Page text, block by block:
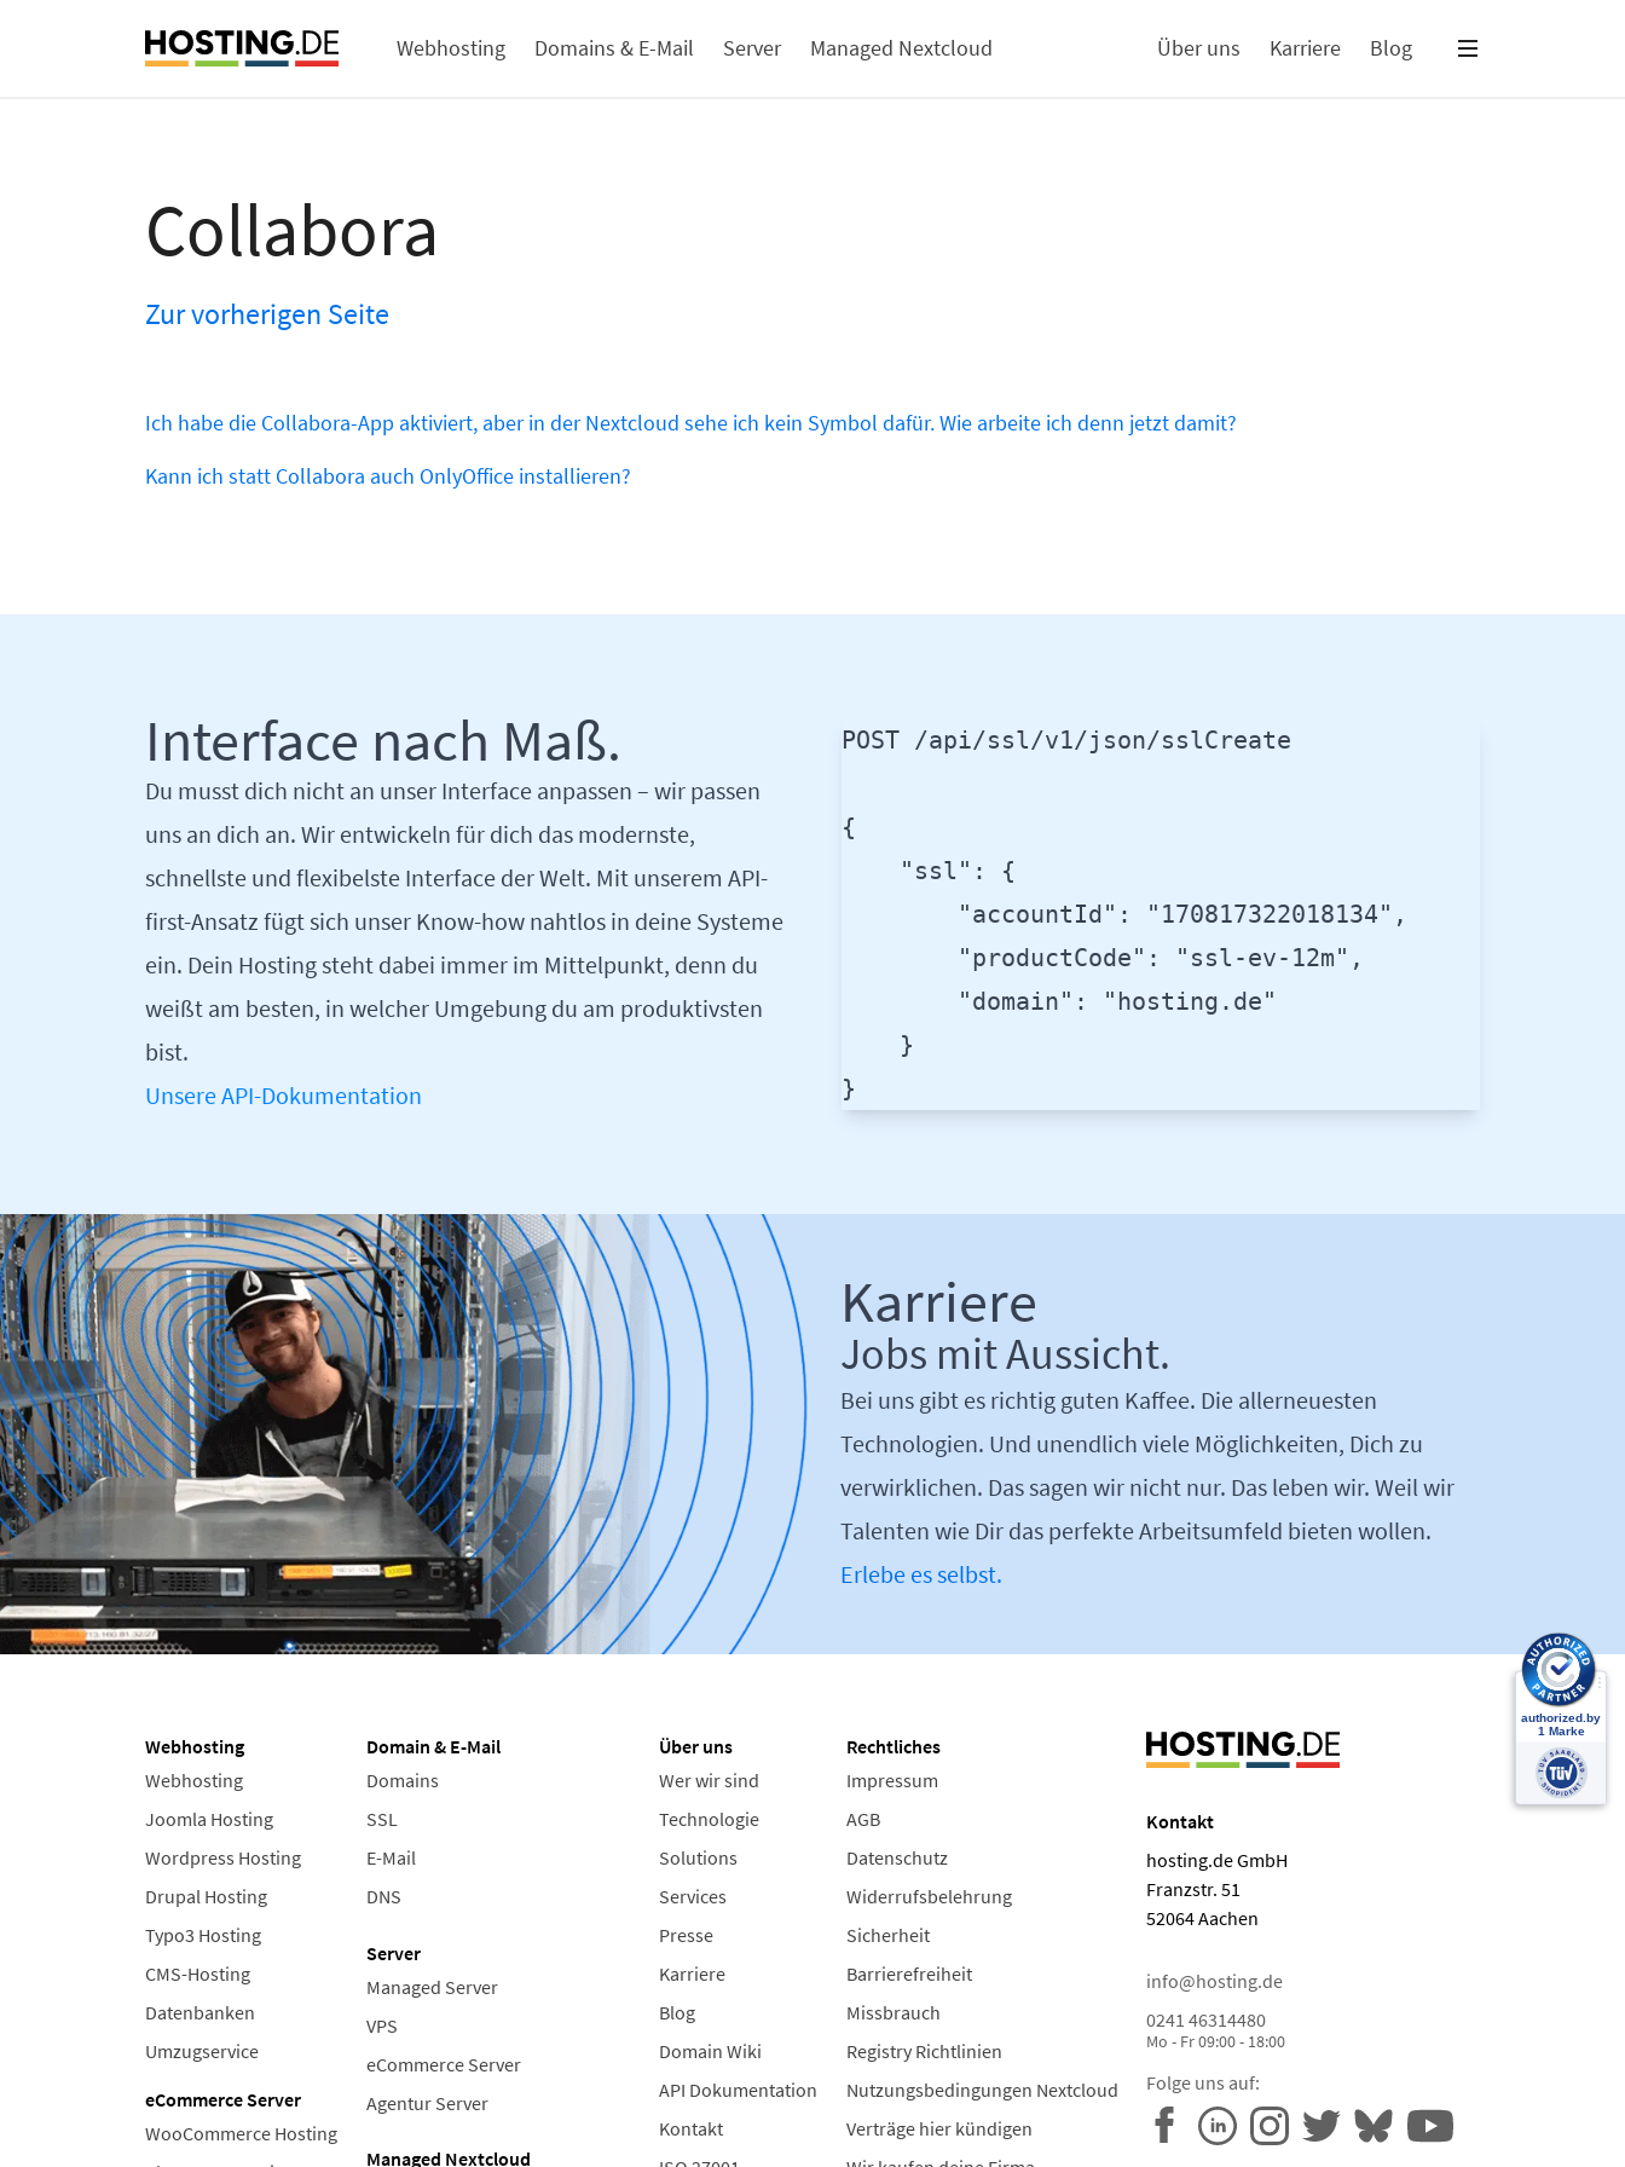
Webhosting Domains & E-Mail Server Managed Nextcloud Über uns Karriere Blog
Collabora
Zur vorherigen Seite
Ich habe die Collabora-App aktiviert, aber in der Nextcloud sehe ich kein Symbol dafür. Wie arbeite ich denn jetzt damit?
Kann ich statt Collabora auch OnlyOffice installieren?
Interface nach Maß.
Du musst dich nicht an unser Interface anpassen – wir passen
uns an dich an. Wir entwickeln für dich das modernste,
schnellste und flexibelste Interface der Welt. Mit unserem API-
first-Ansatz fügt sich unser Know-how nahtlos in deine Systeme
ein. Dein Hosting steht dabei immer im Mittelpunkt, denn du
weißt am besten, in welcher Umgebung du am produktivsten
bist.
Unsere API-Dokumentation
POST /api/ssl/v1/json/sslCreate
{
    "ssl": {
        "accountId": "170817322018134",
        "productCode": "ssl-ev-12m",
        "domain": "hosting.de"
    }
}
Karriere
Jobs mit Aussicht.
Bei uns gibt es richtig guten Kaffee. Die allerneuesten
Technologien. Und unendlich viele Möglichkeiten, Dich zu
verwirklichen. Das sagen wir nicht nur. Das leben wir. Weil wir
Talenten wie Dir das perfekte Arbeitsumfeld bieten wollen.
Erlebe es selbst.
Webhosting
Webhosting
Joomla Hosting
Wordpress Hosting
Drupal Hosting
Typo3 Hosting
CMS-Hosting
Datenbanken
Umzugservice
eCommerce Server
WooCommerce Hosting
Domain & E-Mail
Domains
SSL
E-Mail
DNS
Server
Managed Server
VPS
eCommerce Server
Agentur Server
Managed Nextcloud
Über uns
Wer wir sind
Technologie
Solutions
Services
Presse
Karriere
Blog
Domain Wiki
API Dokumentation
Kontakt
Rechtliches
Impressum
AGB
Datenschutz
Widerrufsbelehrung
Sicherheit
Barrierefreiheit
Missbrauch
Registry Richtlinien
Nutzungsbedingungen Nextcloud
Verträge hier kündigen
Kontakt
hosting.de GmbH
Franzstr. 51
52064 Aachen
info@hosting.de
0241 46314480
Mo - Fr 09:00 - 18:00
Folge uns auf: